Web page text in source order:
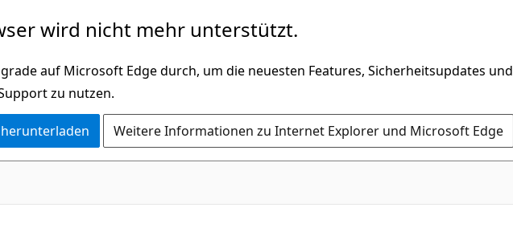
wird nicht mehr unterstützt.
auf Microsoft Edge durch, um die neuesten Features, Sicherheitsupdates und
zu nutzen.
Weitere Informationen zu Internet Explorer und Microsoft Edge